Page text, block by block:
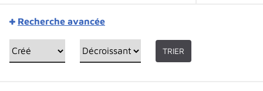
Recherche avancée
TRIER